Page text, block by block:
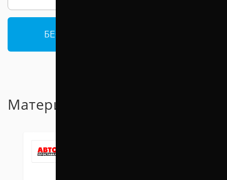
БЕСПЛАТНАЯ КОНСУЛЬТАЦИЯ
Материал проставок